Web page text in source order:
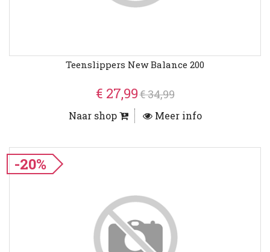
Teenslippers New Balance 200
€ 27,99€ 34,99
Naar shop Meer info
-20%